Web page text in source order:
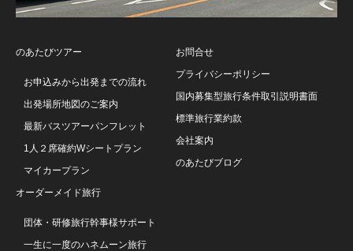
のあたびツアー
お申込みから出発までの流れ
出発場所地図のご案内
最新バスツアーパンフレット
1人２席確約Wシートプラン
マイカープラン
オーダーメイド旅行
団体・研修旅行幹事様サポート
一生に一度のハネムーン旅行
お問合せ
プライバシーポリシー
国内募集型旅行条件取引説明書面
標準旅行業約款
会社案内
のあたびブログ